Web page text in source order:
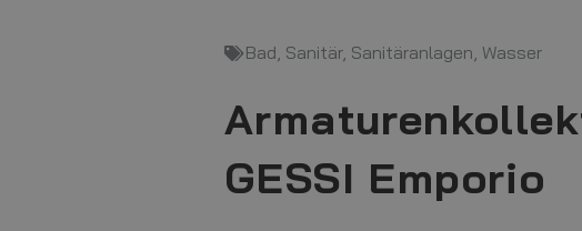
Bad Sanitär, Sanitäranlagen Wasser
GESSI Emporio